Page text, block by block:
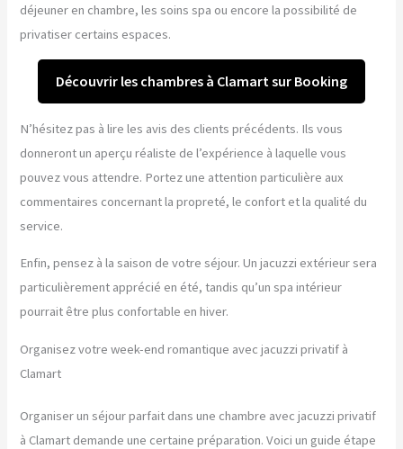
déjeuner en chambre, les soins spa ou encore la possibilité de
privatiser certains espaces.
Découvrir les chambres à Clamart sur Booking
N’hésitez pas à lire les avis des clients précédents. Ils vous
donneront un aperçu réaliste de l’expérience à laquelle vous
pouvez vous attendre. Portez une attention particulière aux
commentaires concernant la propreté, le confort et la qualité du
service.
Enfin, pensez à la saison de votre séjour. Un jacuzzi extérieur sera
particulièrement apprécié en été, tandis qu’un spa intérieur
pourrait être plus confortable en hiver.
Organisez votre week-end romantique avec jacuzzi privatif à
Clamart
Organiser un séjour parfait dans une chambre avec jacuzzi privatif
à Clamart demande une certaine préparation. Voici un guide étape